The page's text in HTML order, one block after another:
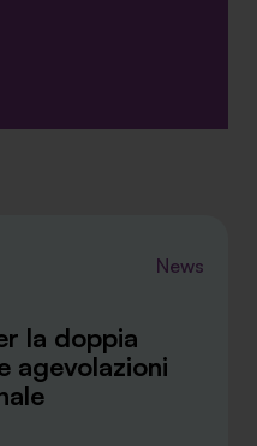
News
la doppia
agevolazioni